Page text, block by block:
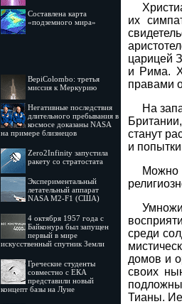
Составлена карта
«подземного мира»
BepiColombo: третья
миссия к Меркурию
Негативные последствия
длительного пребывания в
космосе доказаны NASA
на примере близнецов
Zero2Infinity запустила
ракету со стратостата
Экспериментальный
летательный аппарат
NASA M2-F1 (США)
4 октября 1957 года с
Байконура был запущен
первый в мире
искусственный спутник Земли
Греческие студенты
совместно с ЕКА
представили новый
концепт базы на Луне
их
царицей
и Рима.
правами
На
станут
и
Можно
среди
домов и
своих
Тианы.